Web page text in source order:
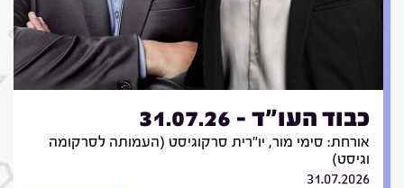
כבוד העו"ד - 31.07.26
אורחת: סימי מור, יו"רית סרקוגיסט (העמותה לסרקומה
וגיסט)
31.07.2026